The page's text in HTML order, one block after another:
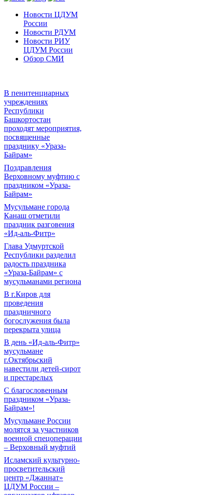
Новости ЦДУМ
России
Новости РДУМ
Новости РИУ
ЦДУМ России
Обзор СМИ
В пенитенциарных
учреждениях
Республики
Башкортостан
проходят мероприятия,
посвященные
празднику «Ураза-
Байрам»
Поздравления
Верховному муфтию с
праздником «Ураза-
Байрам»
Мусульмане города
Канаш отметили
праздник разговения
«Ид-аль-Фитр»
Глава Удмуртской
Республики разделил
радость праздника
«Ураза-Байрам» с
мусульманами региона
В г.Киров для
проведения
праздничного
богослужения была
перекрыта улица
В день «Ид-аль-Фитр»
мусульмане
г.Октябрьский
навестили детей-сирот
и престарелых
С благословенным
праздником «Ураза-
Байрам»!
Мусульмане России
молятся за участников
военной спецоперации
– Верховный муфтий
Исламский культурно-
просветительский
центр «Джаннат»
ЦДУМ России –